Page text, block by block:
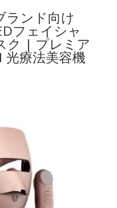
ランド向け
フェイシャ
ク | プレミア
療法美容機